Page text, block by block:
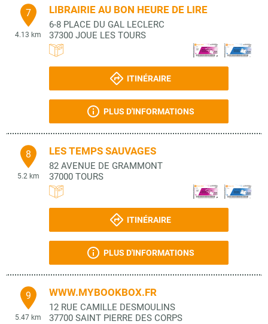
7
4.13 km
LIBRAIRIE AU BON HEURE DE LIRE
6-8 PLACE DU GAL LECLERC
37300 JOUE LES TOURS
ITINÉRAIRE
PLUS D'INFORMATIONS
8
5.2 km
LES TEMPS SAUVAGES
82 AVENUE DE GRAMMONT
37000 TOURS
ITINÉRAIRE
PLUS D'INFORMATIONS
9
5.47 km
WWW.MYBOOKBOX.FR
12 RUE CAMILLE DESMOULINS
37700 SAINT PIERRE DES CORPS